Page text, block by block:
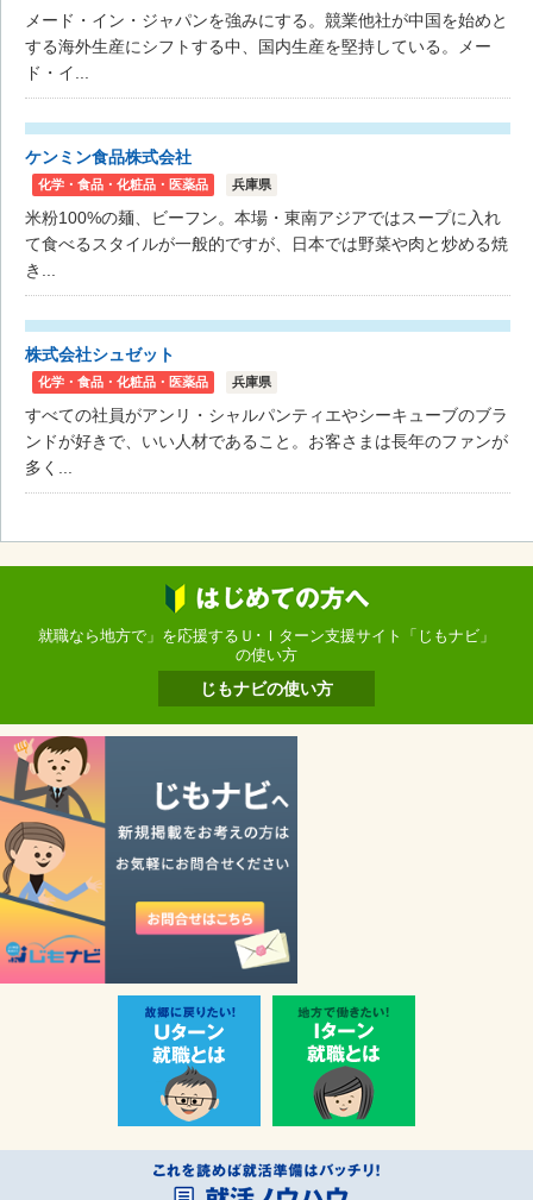
メード・イン・ジャパンを強みにする。競業他社が中国を始めと
する海外生産にシフトする中、国内生産を堅持している。メー
ド・イ...
ケンミン食品株式会社
化学・食品・化粧品・医薬品 兵庫県
米粉100%の麺、ビーフン。本場・東南アジアではスープに入れ
て食べるスタイルが一般的ですが、日本では野菜や肉と炒める焼
き...
株式会社シュゼット
化学・食品・化粧品・医薬品 兵庫県
すべての社員がアンリ・シャルパンティエやシーキューブのブラ
ンドが好きで、いい人材であること。お客さまは長年のファンが
多く...
就職なら地方で」を応援するＵ･Ｉターン支援サイト「じもナビ」
の使い方
じもナビの使い方